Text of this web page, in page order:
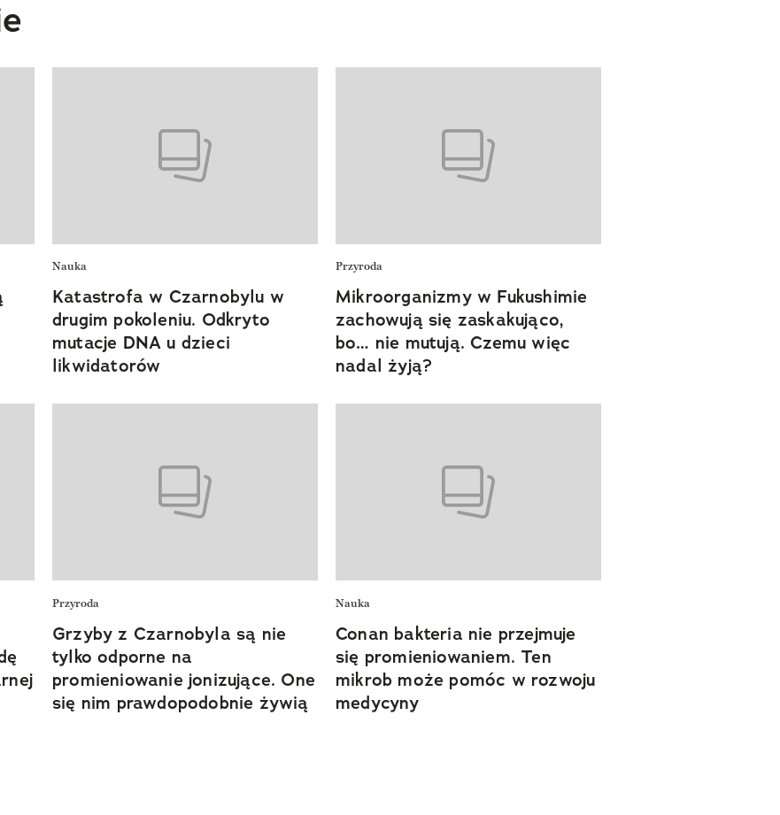
Nauka
Katastrofa w Czarnobylu w
drugim pokoleniu. Odkryto
mutacje DNA u dzieci
likwidatorów
Przyroda
Mikroorganizmy w Fukushimie
zachowują się zaskakująco,
bo… nie mutują. Czemu więc
nadal żyją?
Przyroda
Grzyby z Czarnobyla są nie
tylko odporne na
promieniowanie jonizujące. One
się nim prawdopodobnie żywią
Nauka
Conan bakteria nie przejmuje
się promieniowaniem. Ten
mikrob może pomóc w rozwoju
medycyny